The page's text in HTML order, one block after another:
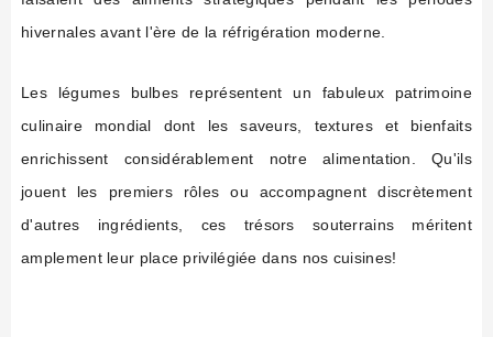
hivernales avant l'ère de la réfrigération moderne.
Les légumes bulbes représentent un fabuleux patrimoine
culinaire mondial dont les saveurs, textures et bienfaits
enrichissent considérablement notre alimentation. Qu'ils
jouent les premiers rôles ou accompagnent discrètement
d'autres ingrédients, ces trésors souterrains méritent
amplement leur place privilégiée dans nos cuisines!